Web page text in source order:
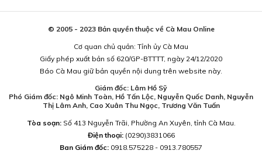
© 2005 - 2023 Bản quyền thuộc về Cà Mau Online
Cơ quan chủ quản: Tỉnh ủy Cà Mau
Giấy phép xuất bản số 620/GP-BTTTT, ngày 24/12/2020
Báo Cà Mau giữ bản quyền nội dung trên website này.
Giám đốc: Lâm Hồ Sỹ
Phó Giám đốc: Ngô Minh Toàn, Hồ Tấn Lộc, Nguyễn Quốc Danh, Nguyễn
Thị Lâm Anh, Cao Xuân Thu Ngọc, Trương Văn Tuấn
Tòa soạn:Số 413 Nguyễn Trãi, Phường An Xuyên, tỉnh Cà Mau.
Điện thoại: (0290)3831066
Ban Giám đốc: 0918.575228 - 0913.780557